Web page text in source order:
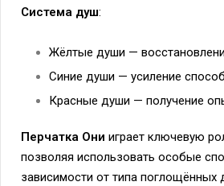
Система душ:
Жёлтые души —
Синие души — усиление
Красные души — получение
Перчатка Они играет ключевую
позволяя использовать особые
зависимости от типа поглощённых